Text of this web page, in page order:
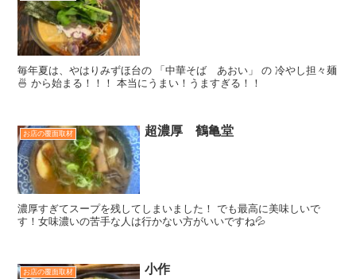
毎年夏は、やはりみずほ台の 「中華そば あおい」 の 冷やし担々麺
🍜 から始まる！！！ 本当にうまい！うますぎる！！
お店の覆面取材 超濃厚 鶴亀堂
濃厚すぎてスープを残してしまいました！ でも最高に美味しいで
す！女味濃いの苦手な人は行かない方がいいですね💦
お店の覆面取材 小作